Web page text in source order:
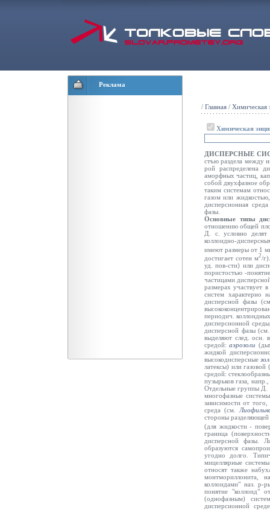
Реклама
/ Главная / Химическая
Химическая
ДИСПЕРСНЫЕ
стъю раздела между
рой распределена
аморфных частиц,
собой двухфазное
таким системам
газом или
дисперсионная
фазы.
Основные типы
отношению общей
Д. с. условно делят
коллоидно-
имеют размеры от 1
достигает сотен м2/
уд. пов-сти) или
пористостью -
частицами
размерах участвует
систем характерно
дисперсной фазы
периодич.
дисперсионной
дисперсной фазы
выделяют след. осн.
средой:аэрозоли
жидкой
высокодисперсные
латексы) или
средой:
пузырьков газа,
Отдельные группы Д.
многофазные
зависимости от
среда (см.
стороны разделяющей
(для жидкости -
граница
дисперсной фазы.
образуются
угодно долго.
мицеллярные
относят также
монтмориллонита,
коллоидами" наз. р-
понятие "коллоид"
(однофазным)
дисперсионной